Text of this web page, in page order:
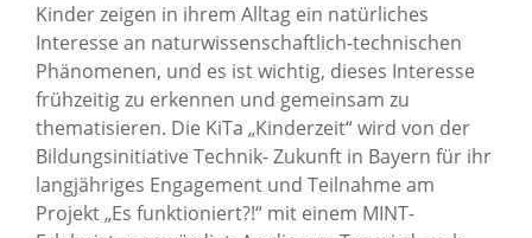
Kinder zeigen in ihrem Alltag ein natürliches
Interesse an naturwissenschaftlich-technischen
Phänomenen, und es ist wichtig, dieses Interesse
frühzeitig zu erkennen und gemeinsam zu
thematisieren. Die KiTa „Kinderzeit“ wird von der
Bildungsinitiative Technik- Zukunft in Bayern für ihr
langjähriges Engagement und Teilnahme am
Projekt „Es funktioniert?!“ mit einem MINT-